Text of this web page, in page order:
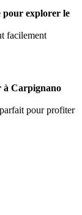
pour explorer le
facilement
à Carpignano
pour profiter